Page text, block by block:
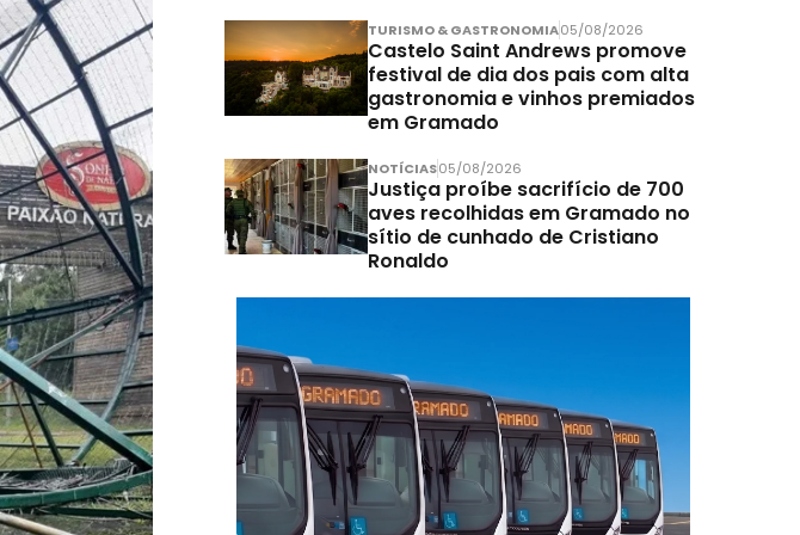
TURISMO & GASTRONOMIA05/08/2026
Castelo Saint Andrews promove
festival de dia dos pais com alta
gastronomia e vinhos premiados
em Gramado
NOTÍCIAS05/08/2026
Justiça proíbe sacrifício de 700
aves recolhidas em Gramado no
sítio de cunhado de Cristiano
Ronaldo